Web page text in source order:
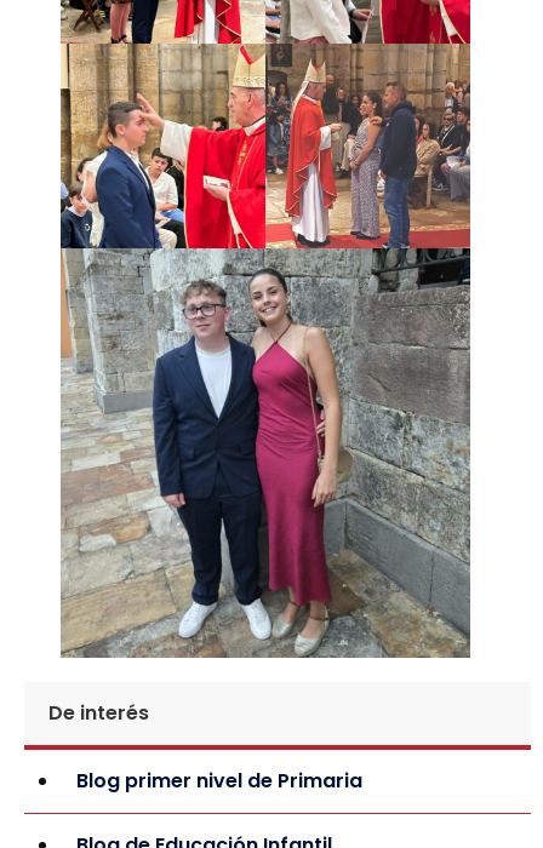
De interés
Blog primer nivel de Primaria